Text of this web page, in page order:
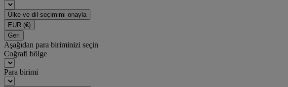
Ülke ve dil seçimimi onayla
EUR (€)
Geri
Aşağıdan para biriminizi seçin
Coğrafi bölge
Para birimi